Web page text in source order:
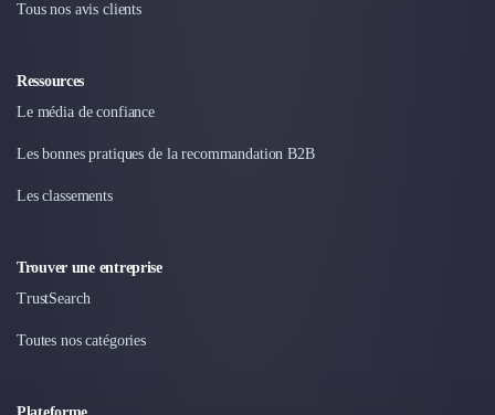
Tous nos avis clients
Ressources
Le média de confiance
Les bonnes pratiques de la recommandation B2B
Les classements
Trouver une entreprise
TrustSearch
Toutes nos catégories